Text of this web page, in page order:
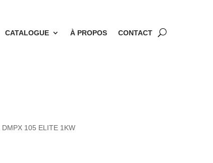
CATALOGUE À PROPOS CONTACT
105 ELITE 1KW